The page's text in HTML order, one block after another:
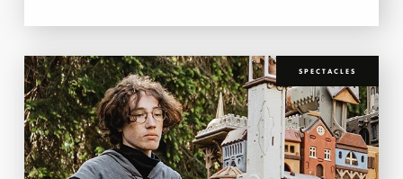
SPECTACLES